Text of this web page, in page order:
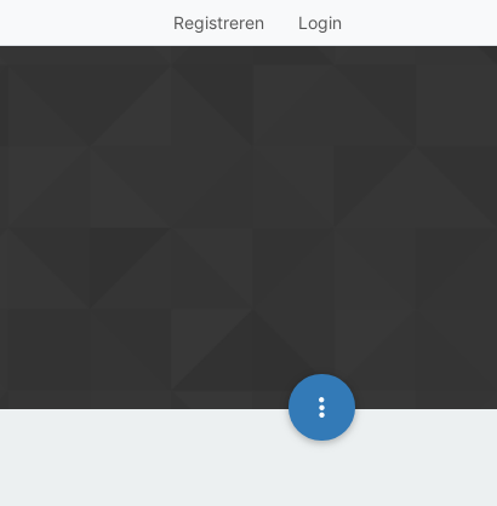
Registreren Login